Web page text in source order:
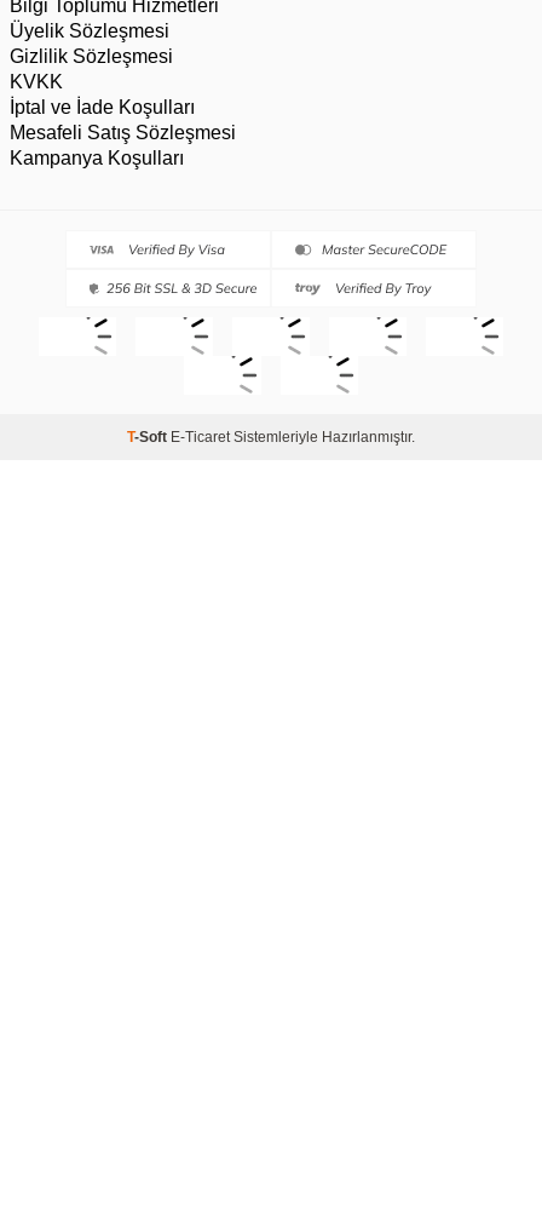
Bilgi Toplumu Hizmetleri
Üyelik Sözleşmesi
Gizlilik Sözleşmesi
KVKK
İptal ve İade Koşulları
Mesafeli Satış Sözleşmesi
Kampanya Koşulları
T-Soft E-Ticaret Sistemleriyle Hazırlanmıştır.